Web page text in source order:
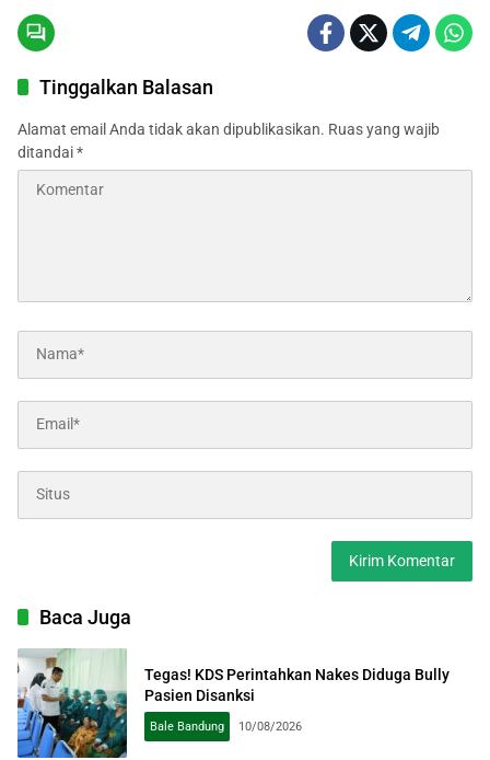
Tinggalkan Balasan
Alamat email Anda tidak akan dipublikasikan. Ruas yang wajib
ditandai*
Baca Juga
Tegas! KDS Perintahkan Nakes Diduga Bully
Pasien Disanksi
Bale Bandung 10/08/2026